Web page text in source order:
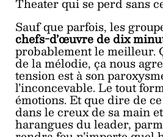
Sauf que parfois, les
chefs-d’œuvre de dix
probablement le meilleur.
de la mélodie, ça nous
tension est à son
l’inconcevable. Le tout
émotions. Et que dire de
dans le creux de sa main
harangues du leader,